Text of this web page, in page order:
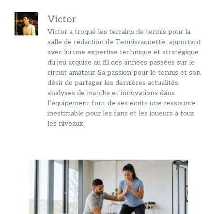
Victor
Victor a troqué les terrains de tennis pour la
salle de rédaction de Tennisraquette, apportant
avec lui une expertise technique et stratégique
du jeu acquise au fil des années passées sur le
circuit amateur. Sa passion pour le tennis et son
désir de partager les dernières actualités,
analyses de matchs et innovations dans
l’équipement font de ses écrits une ressource
inestimable pour les fans et les joueurs à tous
les niveaux.